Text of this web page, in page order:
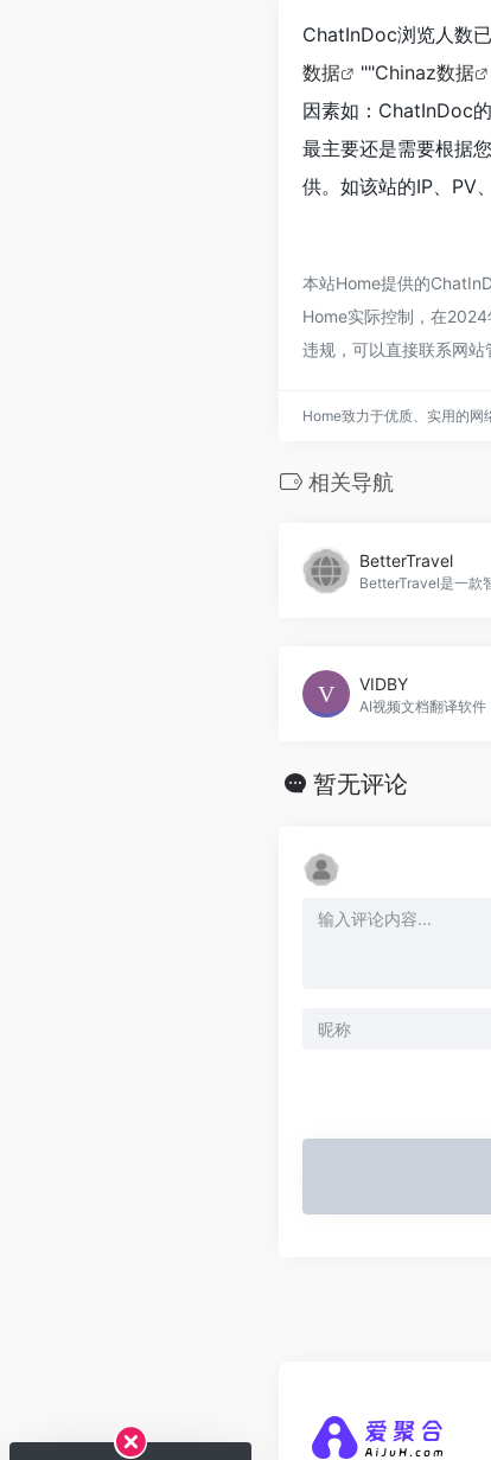
ChatInDoc浏览人数
数据
""Chinaz数据
因素如：ChatInDoc
最主要还是需要根据
供。如该站的IP、PV
本站Home提供的
Home实际控制，在
违规，可以直接联系网站
Home致力于优质、实用的网
相关导航
BetterTravel
VIDBY
暂无评论